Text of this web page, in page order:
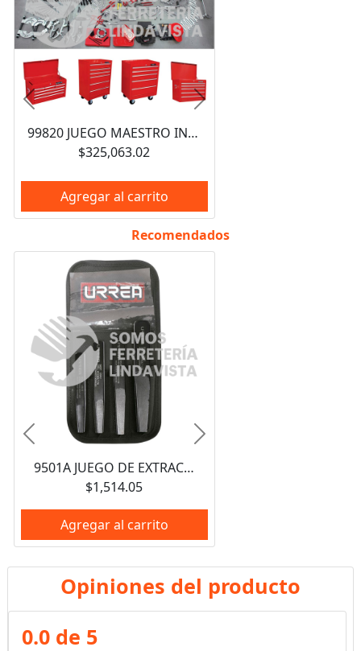
99820 JUEGO MAESTRO INDUSTRIAL COMBINADO 940 PIEZAS, CON GABINETES EX27M5, EX27M6, EX27S6 URREA
$325,063.02
Agregar al carrito
Anterior Siguiente
Recomendados
9501A JUEGO DE EXTRACTOR RECTOS PARA TORNILLOS Y TUBO, 4 PIEZAS URREA
$1,514.05
Agregar al carrito
Anterior Siguiente
Opiniones del producto
0.0 de 5